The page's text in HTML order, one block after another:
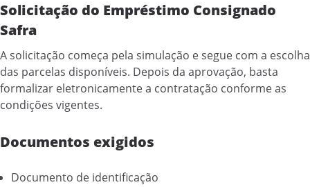
Solicitação do Empréstimo Consignado
Safra
A solicitação começa pela simulação e segue com a escolha
das parcelas disponíveis. Depois da aprovação, basta
formalizar eletronicamente a contratação conforme as
condições vigentes.
Documentos exigidos
Documento de identificação